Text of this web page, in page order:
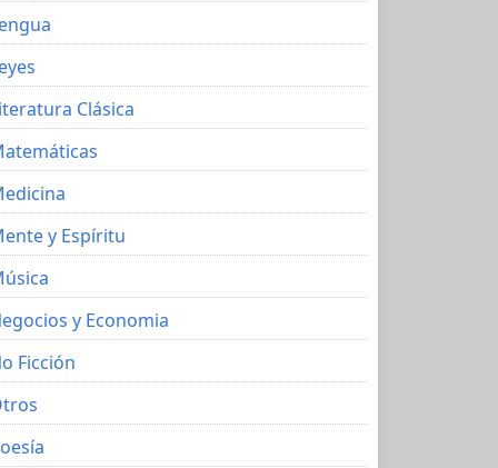
Clásica
y Espíritu
y Economia
Ficción